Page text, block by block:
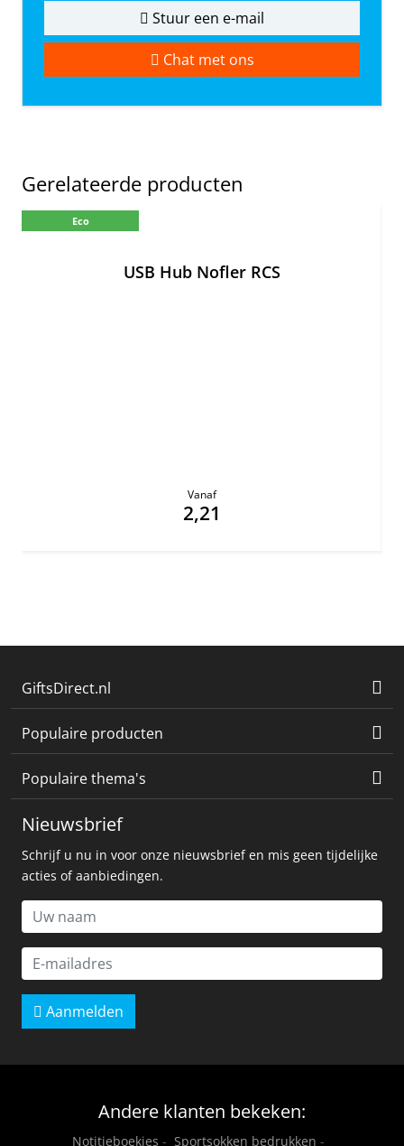
Stuur een e-mail
Chat met ons
Gerelateerde producten
Eco
USB Hub Nofler RCS
Vanaf
2,21
GiftsDirect.nl
Populaire producten
Populaire thema's
Nieuwsbrief
Schrijf u nu in voor onze nieuwsbrief en mis geen tijdelijke
acties of aanbiedingen.
Aanmelden
Andere klanten bekeken:
Notitieboekjes - Sportsokken bedrukken -